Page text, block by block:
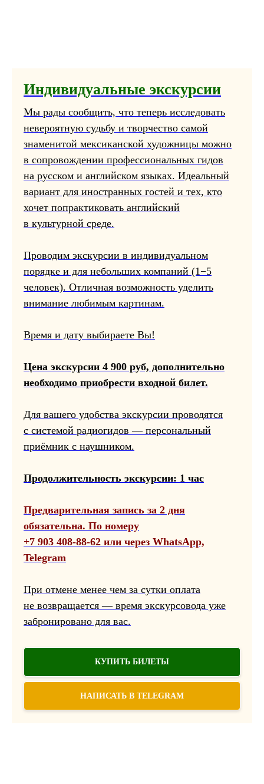
Индивидуальные экскурсии
Мы рады сообщить, что теперь исследовать
невероятную судьбу и творчество самой
знаменитой мексиканской художницы можно
в сопровождении профессиональных гидов
на русском и английском языках. Идеальный
вариант для иностранных гостей и тех, кто
хочет попрактиковать английский
в культурной среде.
Проводим экскурсии в индивидуальном
порядке и для небольших компаний (1−5
человек). Отличная возможность уделить
внимание любимым картинам.
Время и дату выбираете Вы!
Цена экскурсии 4 900 руб, дополнительно
необходимо приобрести входной билет.
Для вашего удобства экскурсии проводятся
с системой радиогидов — персональный
приёмник с наушником.
Продолжительность экскурсии: 1 час
Предварительная запись за 2 дня
обязательна. По номеру
+7 903 408-88-62 или через WhatsApp,
Telegram
При отмене менее чем за сутки оплата
не возвращается — время экскурсовода уже
забронировано для вас.
КУПИТЬ БИЛЕТЫ
НАПИСАТЬ В TELEGRAM